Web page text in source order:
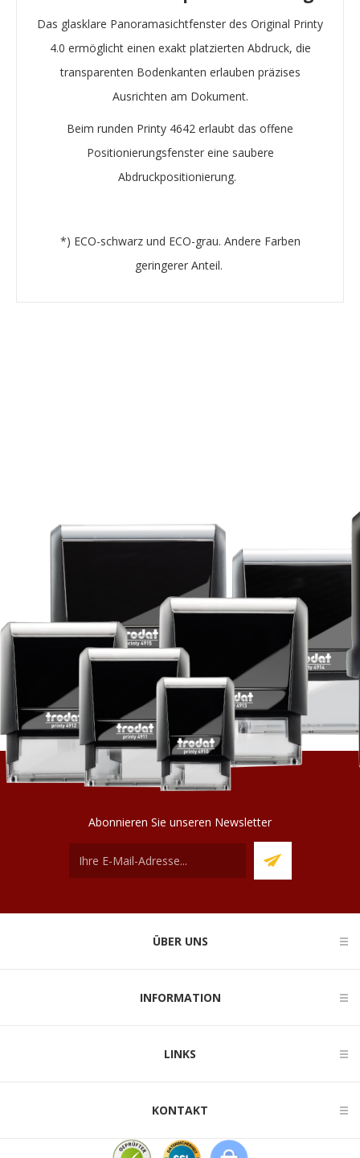
Das glasklare Panoramasichtfenster des Original Printy
4.0 ermöglicht einen exakt platzierten Abdruck, die
transparenten Bodenkanten erlauben präzises
Ausrichten am Dokument.
Beim runden Printy 4642 erlaubt das offene
Positionierungsfenster eine saubere
Abdruckpositionierung.
*) ECO-schwarz und ECO-grau. Andere Farben
geringerer Anteil. ​​
Abonnieren Sie unseren Newsletter
ÜBER UNS
INFORMATION
LINKS
KONTAKT